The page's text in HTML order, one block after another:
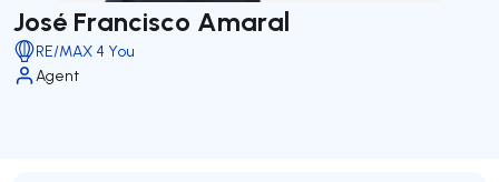
José Francisco Amaral
RE/MAX 4 You
Agent